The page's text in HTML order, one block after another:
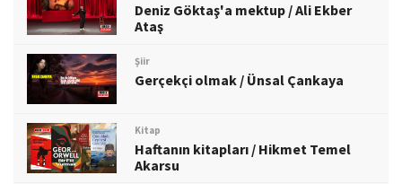
Deniz Göktaş'a mektup / Ali Ekber
Ataş
Şiir
Gerçekçi olmak / Ünsal Çankaya
Kitap
Haftanın kitapları / Hikmet Temel
Akarsu